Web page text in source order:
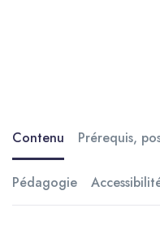
Contenu
Prérequis,
Pédagogie